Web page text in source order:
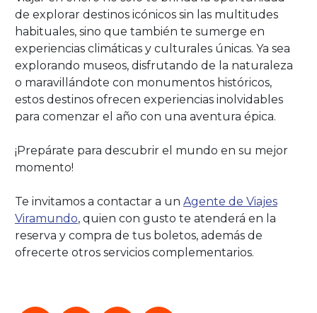
de explorar destinos icónicos sin las multitudes
habituales, sino que también te sumerge en
experiencias climáticas y culturales únicas. Ya sea
explorando museos, disfrutando de la naturaleza
o maravillándote con monumentos históricos,
estos destinos ofrecen experiencias inolvidables
para comenzar el año con una aventura épica.
¡Prepárate para descubrir el mundo en su mejor
momento!
Te invitamos a contactar a un Agente de Viajes
Viramundo, quien con gusto te atenderá en la
reserva y compra de tus boletos, además de
ofrecerte otros servicios complementarios.